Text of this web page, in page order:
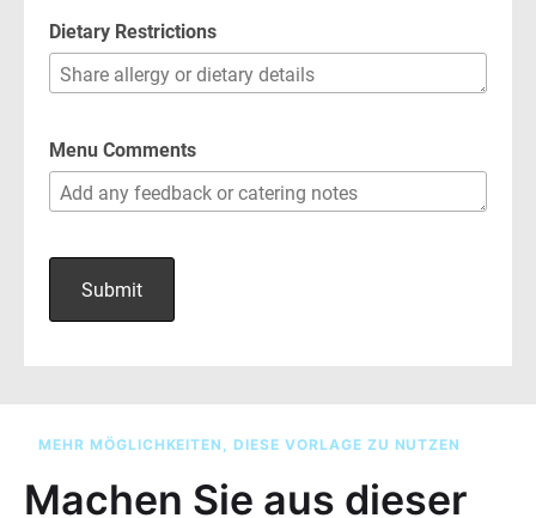
MEHR MÖGLICHKEITEN, DIESE VORLAGE ZU NUTZEN
Machen Sie aus dieser